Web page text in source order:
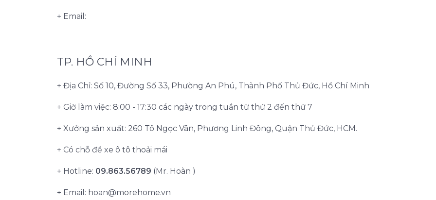
+ Email:
TP. HỒ CHÍ MINH
+ Địa Chỉ: Số 10, Đường Số 33, Phường An Phú, Thành Phố Thủ Đức, Hồ Chí Minh
+ Giờ làm việc: 8:00 - 17:30 các ngày trong tuần từ thứ 2 đến thứ 7
+ Xưởng sản xuất: 260 Tô Ngọc Vân, Phương Linh Đông, Quận Thủ Đức, HCM.
+ Có chỗ để xe ô tô thoải mái
+ Hotline: 09.863.56789 (Mr. Hoàn )
+ Email: hoan@morehome.vn